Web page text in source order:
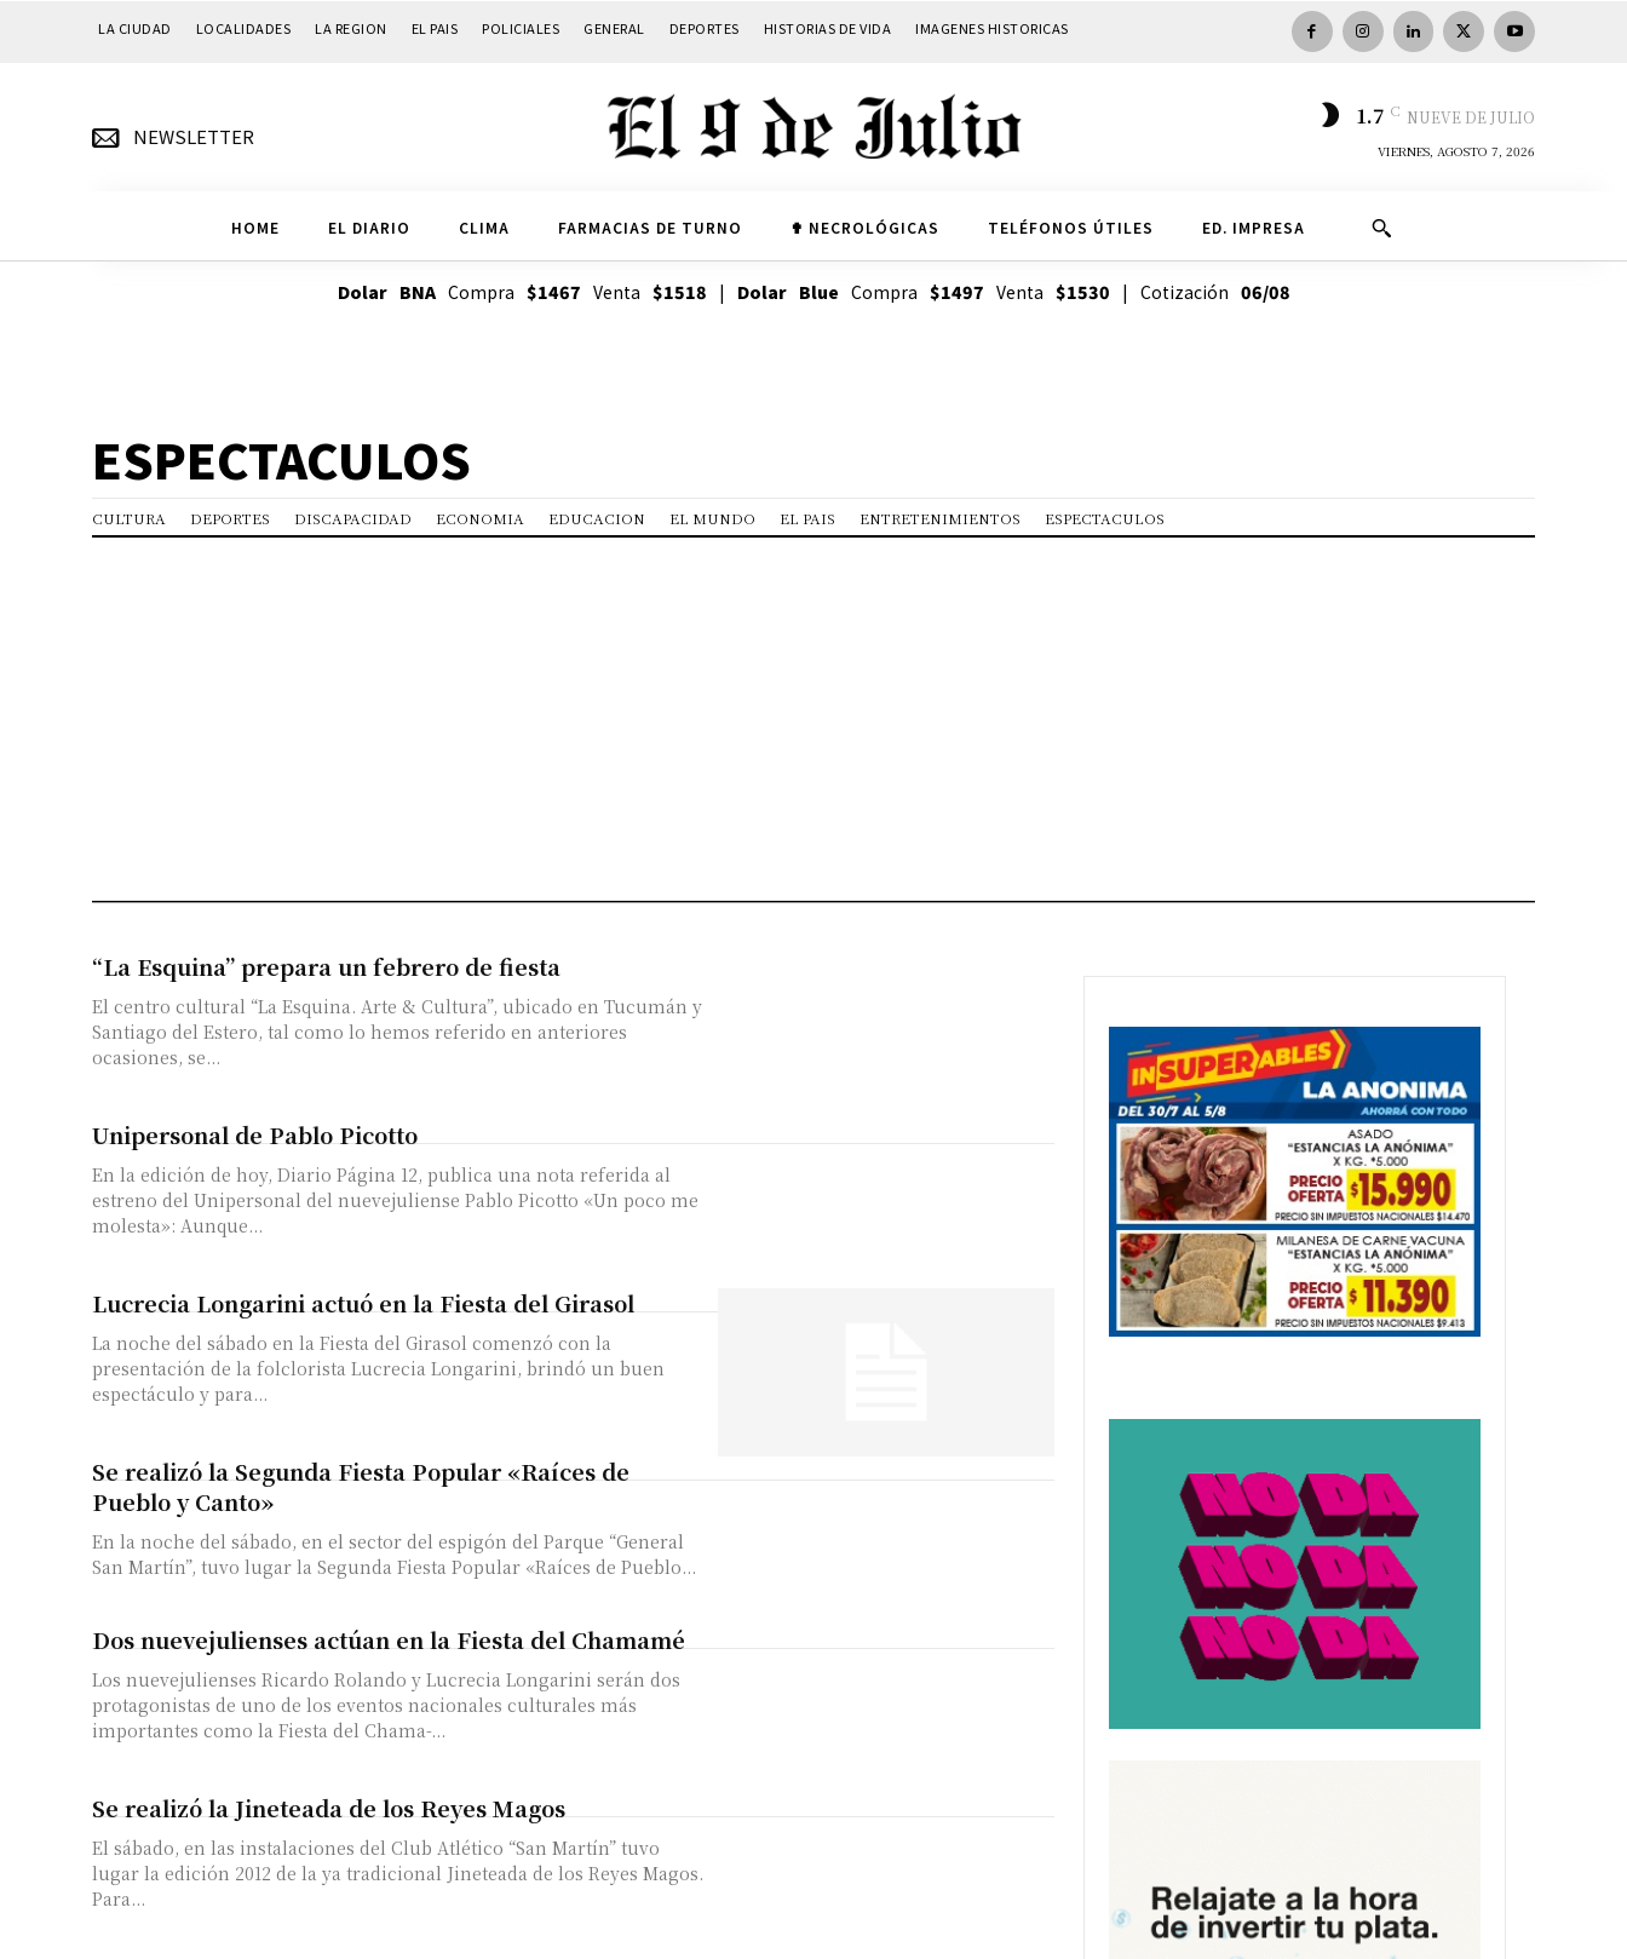
Suscribirme gratis
LA CIUDAD LOCALIDADES LA REGION EL PAIS POLICIALES GENERAL DEPORTES HISTORIAS DE VIDA IMAGENES HISTORICAS
NEWSLETTER
1.7 C NUEVE DE JULIO
VIERNES, AGOSTO 7, 2026
HOME EL DIARIO CLIMA FARMACIAS DE TURNO ✟ NECROLÓGICAS TELÉFONOS ÚTILES ED. IMPRESA
Dolar BNACompra $1467 Venta $1518 | Dolar Blue Compra $1497 Venta $1530 | Cotización 06/08
ESPECTACULOS
CULTURA DEPORTES DISCAPACIDAD ECONOMIA EDUCACION EL MUNDO EL PAIS ENTRETENIMIENTOS ESPECTACULOS
“La Esquina” prepara un febrero de fiesta
El centro cultural “La Esquina. Arte & Cultura”, ubicado en Tucumán y
Santiago del Estero, tal como lo hemos referido en anteriores
ocasiones, se...
Unipersonal de Pablo Picotto
En la edición de hoy, Diario Página 12, publica una nota referida al
estreno del Unipersonal del nuevejuliense Pablo Picotto «Un poco me
molesta»: Aunque...
Lucrecia Longarini actuó en la Fiesta del Girasol
La noche del sábado en la Fiesta del Girasol comenzó con la
presentación de la folclorista Lucrecia Longarini, brindó un buen
espectáculo y para...
Se realizó la Segunda Fiesta Popular «Raíces de
Pueblo y Canto»
En la noche del sábado, en el sector del espigón del Parque “General
San Martín”, tuvo lugar la Segunda Fiesta Popular «Raíces de Pueblo...
Dos nuevejulienses actúan en la Fiesta del Chamamé
Los nuevejulienses Ricardo Rolando y Lucrecia Longarini serán dos
protagonistas de uno de los eventos nacionales culturales más
importantes como la Fiesta del Chama-...
Se realizó la Jineteada de los Reyes Magos
El sábado, en las instalaciones del Club Atlético “San Martín” tuvo
lugar la edición 2012 de la ya tradicional Jineteada de los Reyes Magos.
Para...